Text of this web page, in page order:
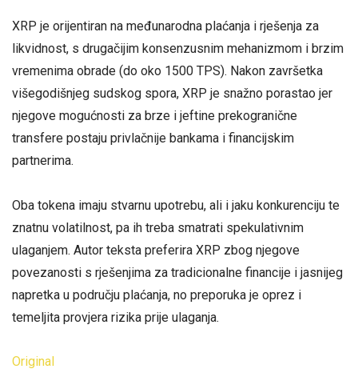
XRP je orijentiran na međunarodna plaćanja i rješenja za
likvidnost, s drugačijim konsenzusnim mehanizmom i brzim
vremenima obrade (do oko 1500 TPS). Nakon završetka
višegodišnjeg sudskog spora, XRP je snažno porastao jer
njegove mogućnosti za brze i jeftine prekogranične
transfere postaju privlačnije bankama i financijskim
partnerima.
Oba tokena imaju stvarnu upotrebu, ali i jaku konkurenciju te
znatnu volatilnost, pa ih treba smatrati spekulativnim
ulaganjem. Autor teksta preferira XRP zbog njegove
povezanosti s rješenjima za tradicionalne financije i jasnijeg
napretka u području plaćanja, no preporuka je oprez i
temeljita provjera rizika prije ulaganja.
Original